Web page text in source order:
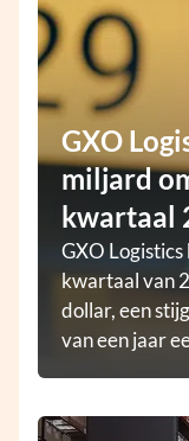
GXO
miljard
kwartaal
GXO
kwartaal van
dollar, een
van een jaar